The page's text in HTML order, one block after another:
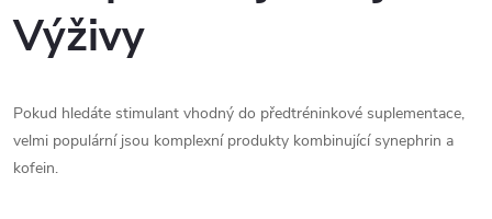
Výživy
Pokud hledáte stimulant vhodný do předtréninkové suplementace,
velmi populární jsou komplexní produkty kombinující synephrin a
kofein.